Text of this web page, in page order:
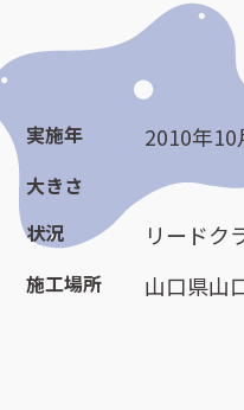
実施年 2010年10
大きさ
状況
リードク
施工場所 山口県山